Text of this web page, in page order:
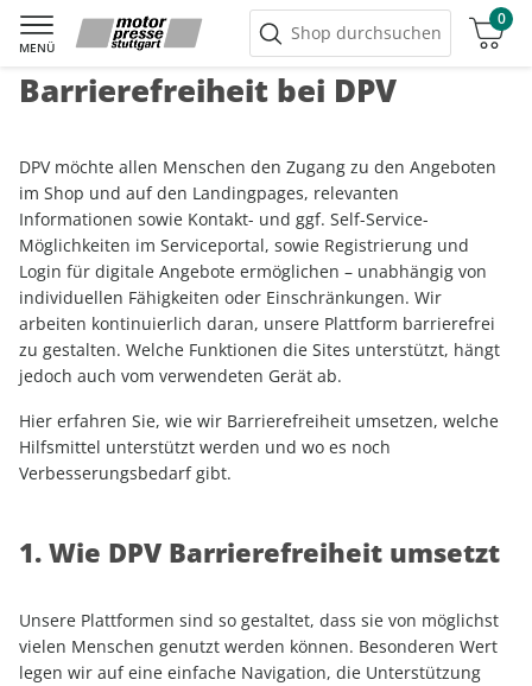
MENÜ
Shop durchsuchen
0
Warenkorb
Barrierefreiheit bei DPV
DPV möchte allen Menschen den Zugang zu den Angeboten
im Shop und auf den Landingpages, relevanten
Informationen sowie Kontakt- und ggf. Self-Service-
Möglichkeiten im Serviceportal, sowie Registrierung und
Login für digitale Angebote ermöglichen – unabhängig von
individuellen Fähigkeiten oder Einschränkungen. Wir
arbeiten kontinuierlich daran, unsere Plattform barrierefrei
zu gestalten. Welche Funktionen die Sites unterstützt, hängt
jedoch auch vom verwendeten Gerät ab.
Hier erfahren Sie, wie wir Barrierefreiheit umsetzen, welche
Hilfsmittel unterstützt werden und wo es noch
Verbesserungsbedarf gibt.
1. Wie DPV Barrierefreiheit umsetzt
Unsere Plattformen sind so gestaltet, dass sie von möglichst
vielen Menschen genutzt werden können. Besonderen Wert
legen wir auf eine einfache Navigation, die Unterstützung